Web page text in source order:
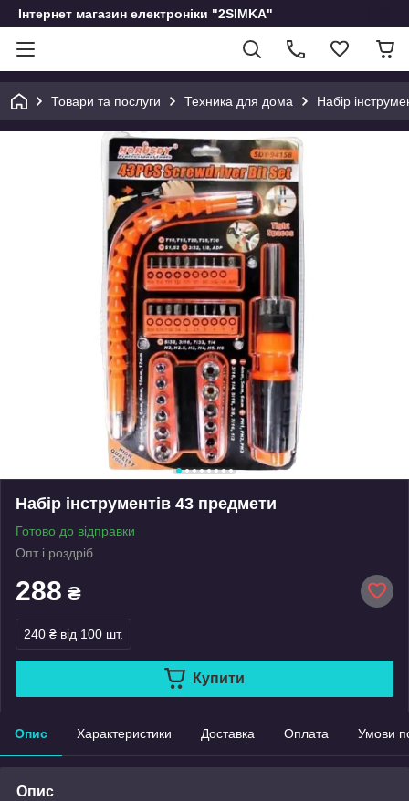
Інтернет магазин електроніки "2SIMKA"
Товари та послуги Техника для дома Набір
Набір інструментів 43 предмети
Готово до відправки
Опт і роздріб
288 ₴
240 ₴ від 100 шт.
Купити
Опис Характеристики Доставка Оплата Умови
Опис